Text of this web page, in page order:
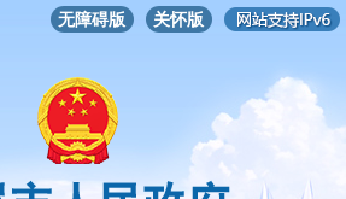
无障碍版 关怀版